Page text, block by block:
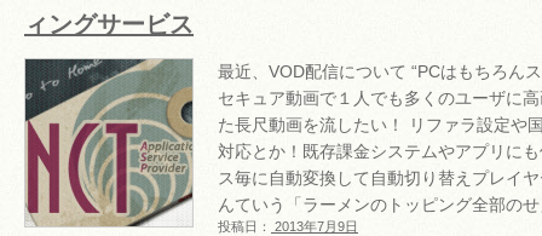
ィングサービス
最近、VOD配信について “PCはもちろん
セキュア動画で１人でも多くのユーザに
た長尺動画を流したい！ リファラ設定や
対応とか！既存課金システムやアプリに
ス毎に自動変換して自動切り替えプレイ
んていう「ラーメンのトッピング全部の
投稿日：
2013年7月9日